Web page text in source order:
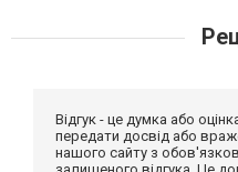
Відгук - це думка або
передати досвід або
нашого сайту з